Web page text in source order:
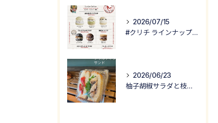
2026/07/15
#クリチ ラインナップ公開！
2026/06/23
柚子胡椒サラダと枝豆サラダが入った